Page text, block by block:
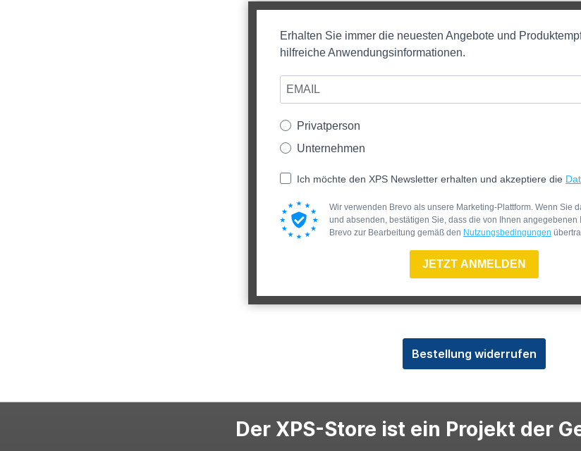
Erhalten Sie immer die neuesten Angebote und
hilfreiche Anwendungsinformationen.
Privatperson
Unternehmen
Ich möchte den XPS Newsletter erhalten und akzeptiere die
Wir verwenden Brevo als unsere Marketing-Plattform. Wenn Sie
und absenden, bestätigen Sie, dass die von Ihnen angegebenen
Brevo zur Bearbeitung gemäß den Nutzungsbedingungen
JETZT ANMELDEN
Bestellung widerrufen
Der XPS-Store ist ein Projekt der